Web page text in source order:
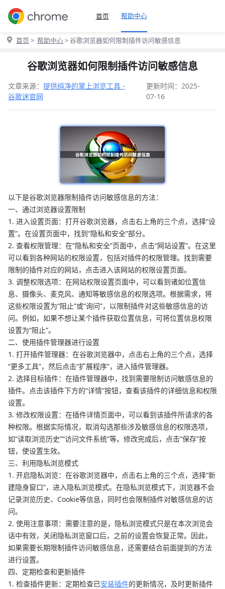
首页 帮助中心
首页 > 帮助中心> 谷歌浏览器如何限制插件访问敏感信息
谷歌浏览器如何限制插件访问敏感信息
文章来源： 提供纯净的掌上浏览工具 -
谷歌迷官网
更新时间：2025-
07-16
以下是谷歌浏览器限制插件访问敏感信息的方法：
一、通过浏览器设置限制
1. 进入设置页面：打开谷歌浏览器，点击右上角的三个点，选择“设
置”。在设置页面中，找到“隐私和安全”部分。
2. 查看权限管理：在“隐私和安全”页面中，点击“网站设置”。在这里
可以看到各种网站的权限设置，包括对插件的权限管理。找到需要
限制的插件对应的网站，点击进入该网站的权限设置页面。
3. 调整权限选项：在网站权限设置页面中，可以看到诸如位置信
息、摄像头、麦克风、通知等敏感信息的权限选项。根据需求，将
这些权限设置为“阻止”或“询问”，以限制插件对这些敏感信息的访
问。例如，如果不想让某个插件获取位置信息，可将位置信息权限
设置为“阻止”。
二、使用插件管理器进行设置
1. 打开插件管理器：在谷歌浏览器中，点击右上角的三个点，选择
“更多工具”，然后点击“扩展程序”，进入插件管理器。
2. 选择目标插件：在插件管理器中，找到需要限制访问敏感信息的
插件。点击该插件下方的“详情”按钮，查看该插件的详细信息和权限
设置。
3. 修改权限设置：在插件详情页面中，可以看到该插件所请求的各
种权限。根据实际情况，取消勾选那些涉及敏感信息的权限选项，
如“读取浏览历史”“访问文件系统”等。修改完成后，点击“保存”按
钮，使设置生效。
三、利用隐私浏览模式
1. 开启隐私浏览：在谷歌浏览器中，点击右上角的三个点，选择“新
建隐身窗口”，进入隐私浏览模式。在隐私浏览模式下，浏览器不会
记录浏览历史、Cookie等信息，同时也会限制插件对敏感信息的访
问。
2. 使用注意事项：需要注意的是，隐私浏览模式只是在本次浏览会
话中有效，关闭隐私浏览窗口后，之前的设置会恢复正常。因此，
如果需要长期限制插件访问敏感信息，还需要结合前面提到的方法
进行设置。
四、定期检查和更新插件
1. 检查插件更新：定期检查已安装插件的更新情况，及时更新插件